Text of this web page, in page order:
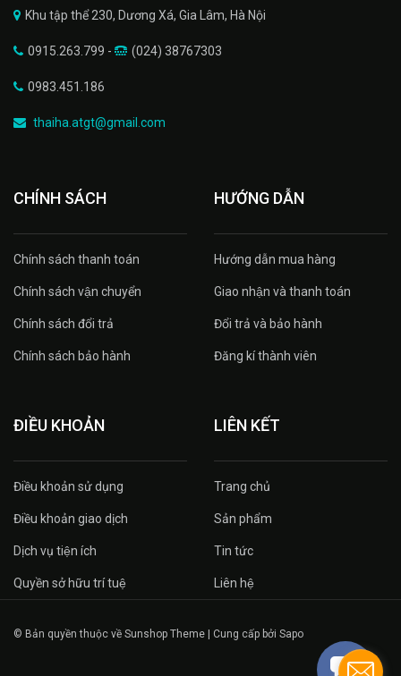
Khu tập thể 230, Dương Xá, Gia Lâm, Hà Nội
0915.263.799 - (024) 38767303
0983.451.186
thaiha.atgt@gmail.com
CHÍNH SÁCH
Chính sách thanh toán
Chính sách vận chuyển
Chính sách đổi trả
Chính sách bảo hành
HƯỚNG DẪN
Hướng dẫn mua hàng
Giao nhận và thanh toán
Đổi trả và bảo hành
Đăng kí thành viên
ĐIỀU KHOẢN
Điều khoản sử dụng
Điều khoản giao dịch
Dịch vụ tiện ích
Quyền sở hữu trí tuệ
LIÊN KẾT
Trang chủ
Sản phẩm
Tin tức
Liên hệ
© Bản quyền thuộc về Sunshop Theme | Cung cấp bởi Sapo